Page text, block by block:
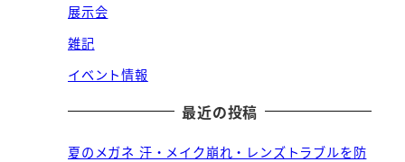
展示会
雑記
イベント情報
最近の投稿
夏のメガネ 汗・メイク崩れ・レンズトラブルを防